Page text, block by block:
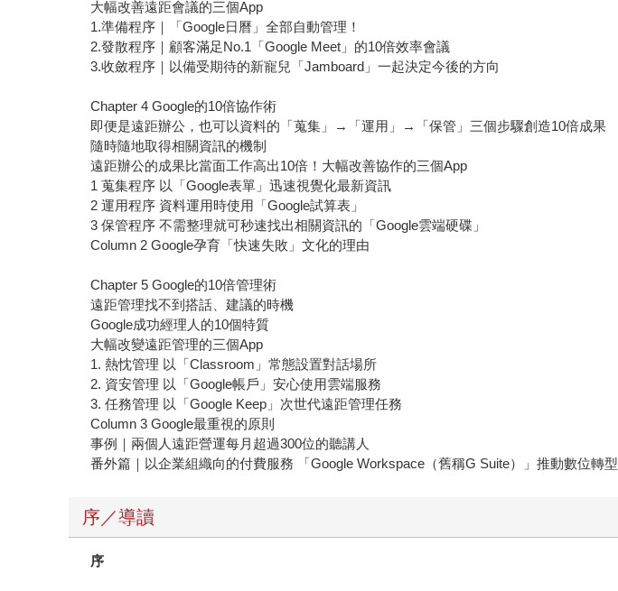
大幅改善遠距會議的三個App
1.準備程序｜「Google日曆」全部自動管理！
2.發散程序｜顧客滿足No.1「Google Meet」的10倍效率會議
3.收斂程序｜以備受期待的新寵兒「Jamboard」一起決定今後的方向
Chapter 4 Google的10倍協作術
即便是遠距辦公，也可以資料的「蒐集」→「運用」→「保管」三個步驟創造10倍成果
隨時隨地取得相關資訊的機制
遠距辦公的成果比當面工作高出10倍！大幅改善協作的三個App
1 蒐集程序 以「Google表單」迅速視覺化最新資訊
2 運用程序 資料運用時使用「Google試算表」
3 保管程序 不需整理就可秒速找出相關資訊的「Google雲端硬碟」
Column 2 Google孕育「快速失敗」文化的理由
Chapter 5 Google的10倍管理術
遠距管理找不到搭話、建議的時機
Google成功經理人的10個特質
大幅改變遠距管理的三個App
1. 熱忱管理 以「Classroom」常態設置對話場所
2. 資安管理 以「Google帳戶」安心使用雲端服務
3. 任務管理 以「Google Keep」次世代遠距管理任務
Column 3 Google最重視的原則
事例｜兩個人遠距營運每月超過300位的聽講人
番外篇｜以企業組織向的付費服務 「Google Workspace（舊稱G Suite）」推動數位轉型
序／導讀
序